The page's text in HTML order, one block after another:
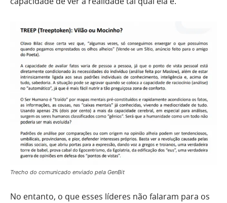
Trecho do comunicado enviado pela GenBit
No entanto, o que esses líderes não falaram para os